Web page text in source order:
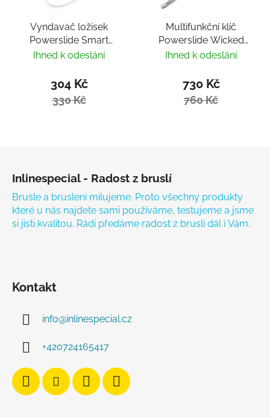
Vyndavač ložisek
Powerslide Smart
Bearing Remover by
Ihned k odeslání
304 Kč
330 Kč
Multifunkční klíč
Powerslide Wicked
Hardcore Tool
Ihned k odeslání
730 Kč
760 Kč
Inlinespecial - Radost z bruslí
Brusle a bruslení milujeme. Proto všechny produkty
které u nás najdete sami používáme, testujeme a jsme
si jisti kvalitou. Rádi předáme radost z bruslí dál i Vám.
Kontakt
info@inlinespecial.cz
+420724165417